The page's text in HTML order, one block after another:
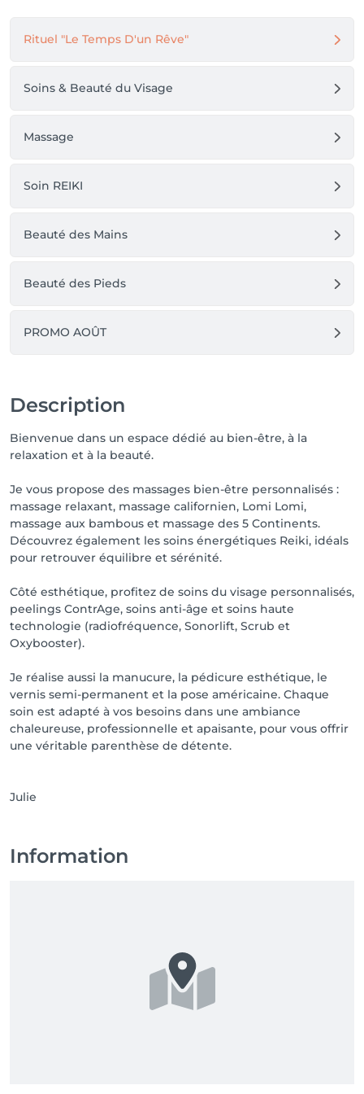
Rituel "Le Temps D'un Rêve"
Soins & Beauté du Visage
Massage
Soin REIKI
Beauté des Mains
Beauté des Pieds
PROMO AOÛT
Description
Bienvenue dans un espace dédié au bien-être, à la
relaxation et à la beauté.
Je vous propose des massages bien-être personnalisés :
massage relaxant, massage californien, Lomi Lomi,
massage aux bambous et massage des 5 Continents.
Découvrez également les soins énergétiques Reiki, idéals
pour retrouver équilibre et sérénité.
Côté esthétique, profitez de soins du visage personnalisés,
peelings ContrAge, soins anti-âge et soins haute
technologie (radiofréquence, Sonorlift, Scrub et
Oxybooster).
Je réalise aussi la manucure, la pédicure esthétique, le
vernis semi-permanent et la pose américaine. Chaque
soin est adapté à vos besoins dans une ambiance
chaleureuse, professionnelle et apaisante, pour vous offrir
une véritable parenthèse de détente.
Julie
Information